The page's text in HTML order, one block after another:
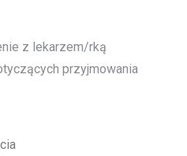
z lekarzem/rką
przyjmowania